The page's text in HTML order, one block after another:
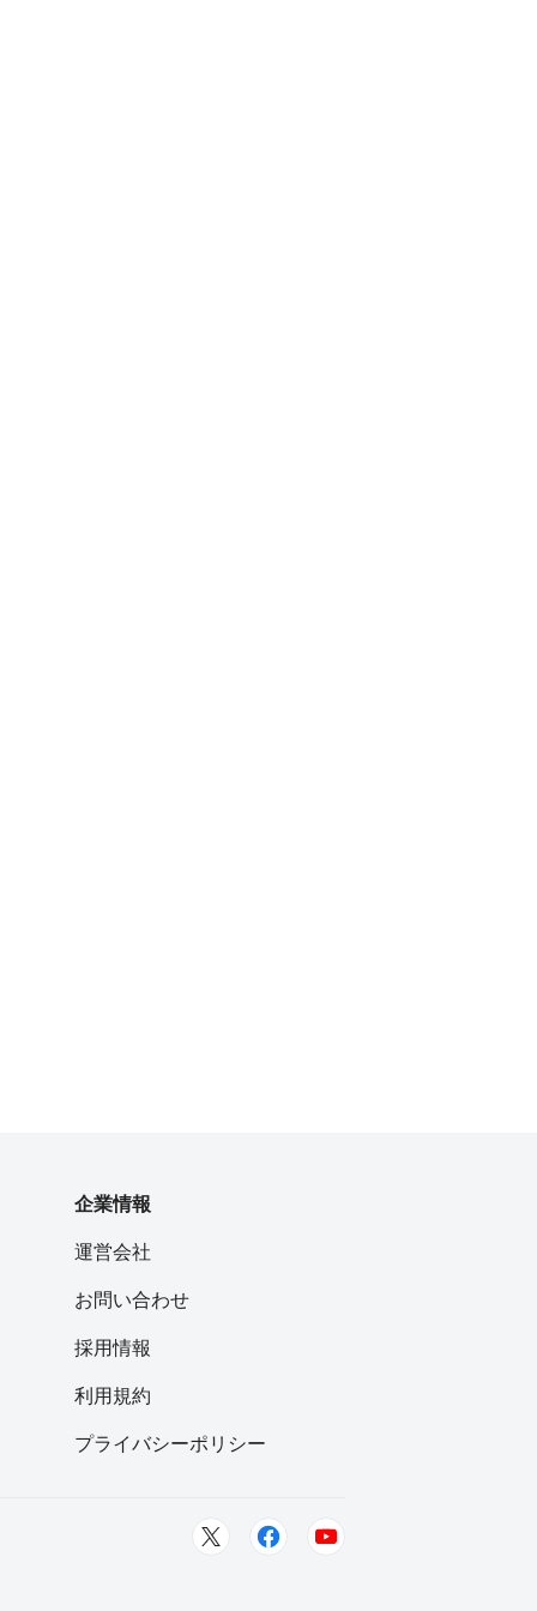
企業情報
運営会社
お問い合わせ
採用情報
利用規約
プライバシーポリシー